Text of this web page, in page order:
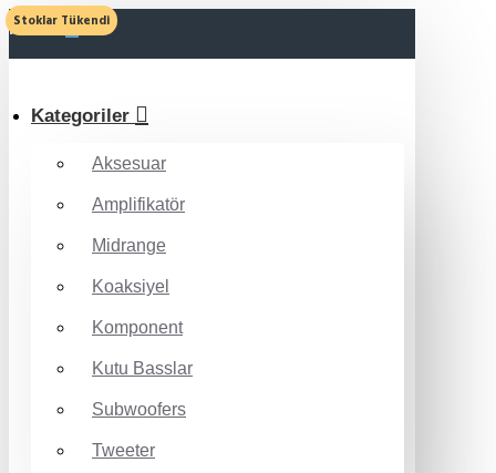
MENU
Kategoriler
Aksesuar
Amplifikatör
Midrange
Koaksiyel
Komponent
Kutu Basslar
Subwoofers
Tweeter
Stoklar Tükendi